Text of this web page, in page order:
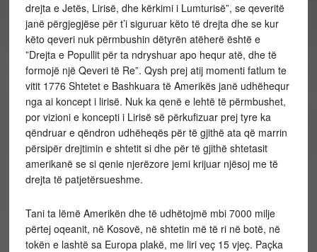
drejta e Jetës, Lirisë, dhe kërkimi i Lumturisë”, se qeveritë
janë përgjegjëse për t’i siguruar këto të drejta dhe se kur
këto qeveri nuk përmbushin dëtyrën atëherë është e
”Drejta e Popullit për ta ndryshuar apo hequr atë, dhe të
formojë një Qeveri të Re”. Qysh prej atij momenti fatlum te
vitit 1776 Shtetet e Bashkuara të Amerikës janë udhëhequr
nga ai koncept i lirisë. Nuk ka qenë e lehtë të përmbushet,
por vizioni e koncepti i Lirisë së përkufizuar prej tyre ka
qëndruar e qëndron udhëheqës për të gjithë ata që marrin
përsipër drejtimin e shtetit si dhe për të gjithë shtetasit
amerikanë se si qenie njerëzore jemi krijuar njësoj me të
drejta të patjetërsueshme.
Tani ta lëmë Amerikën dhe të udhëtojmë mbi 7000 milje
përtej oqeanit, në Kosovë, në shtetin më të ri në botë, në
tokën e lashtë sa Europa plakë, me liri veç 15 vjeç. Paçka